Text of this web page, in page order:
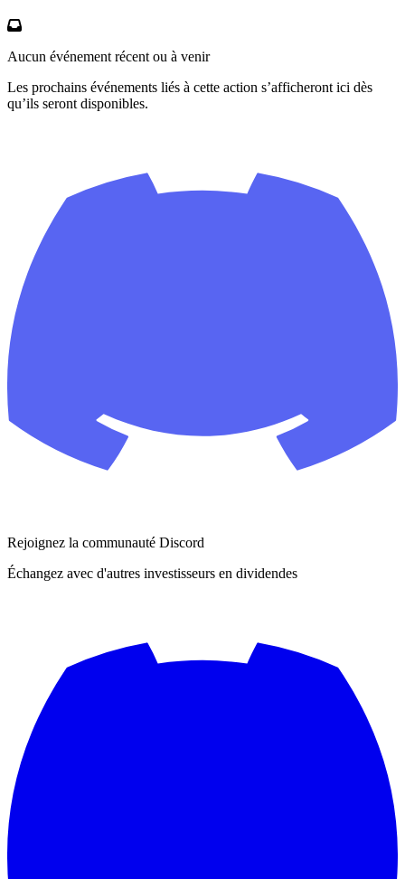
Aucun événement récent ou à venir
Les prochains événements liés à cette action s’afficheront ici dès
qu’ils seront disponibles.
Rejoignez la communauté Discord
Échangez avec d'autres investisseurs en dividendes